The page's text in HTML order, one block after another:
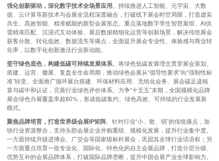
强化创新驱动，深化数字技术全场景应用。持续推进人工智能、元宇宙、大数
据、云计算等新技术与会展全流程深度融合，打破线下展会时空局限，打造虚实
共生、高效智能、精准赋能的新型会展形态。重点落地数字孪生智慧展馆、AI供
需精准匹配、沉浸式互动体验、展后数据精细化运营等创新场景，解决传统展会
获客分散、转化低效、数据流失等痛点，全面提升展会专业性、体验感与商业转
化率，以数字化创新激活行业新动能。
坚守绿色底色，构建低碳可持续发展体系。将绿色低碳发展理念贯穿展会策划、
搭建、运营、撤展、复盘全生命周期，推动绿色会展从“倡导性要求”向“强制性标
准”转变。全面推广循环展台搭建、环保材料应用、无纸化会务、展会碳足迹核
算与碳中和认证，完善行业绿色评价体系。力争“十五五”末期，全国规模化品牌
展会绿色办展覆盖率超80%，形成低碳集约、绿色高效、可持续的行业发展新
模式。
聚焦品牌培育，打造世界级会展IP矩阵。针对行业“小、散、弱”的传统痛点，加
快行业资源整合，支持头部会展企业并购重组、规模化发展，提升行业集中度。
一方面持续升级进博会、广交会等国家级标杆展会，巩固其全球行业话语权；另
一方面重点培育一批专业化、国际化、特色化的自主会展品牌，打造分层分级、
优势互补的会展品牌体系，打破国际品牌垄断，提升中国会展产业全球影响力。